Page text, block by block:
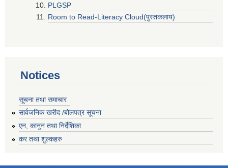
PLGSP
Room to Read-Literacy Cloud(पुस्तकलाय)
Notices
सूचना तथा समाचार
सार्वजनिक खरीद /बोलपत्र सूचना
एन, कानुन तथा निर्देशिका
कर तथा शुल्कहरु